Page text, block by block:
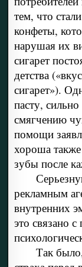
тем, что
конфеты,
нарушая их
сигарет
детства
сигарет»).
пасту,
смягчению
помощи
хороша
зубы после
рекламным
внутренних
это связано
Так